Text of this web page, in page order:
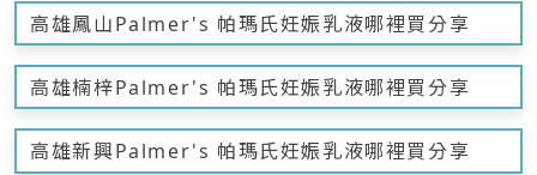
高雄鳳山Palmer's 帕瑪氏妊娠乳液哪裡買分享
高雄楠梓Palmer's 帕瑪氏妊娠乳液哪裡買分享
高雄新興Palmer's 帕瑪氏妊娠乳液哪裡買分享